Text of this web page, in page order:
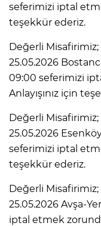
seferimizi iptal
teşekkür ederiz.
Değerli
25.05.2026
09:00 seferimizi
Anlayışınız için
Değerli
25.05.2026
seferimizi iptal
teşekkür ederiz.
Değerli
25.05.2026 Avşa-
iptal etmek